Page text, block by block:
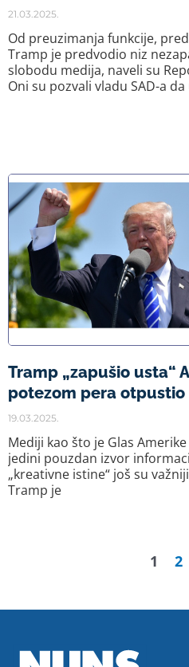
21.03.2025.
Od preuzimanja funkcije,
Tramp je predvodio niz
slobodu medija, naveli su
Oni su pozvali vladu SAD-a
Tramp „zapušio usta“
potezom pera
19.03.2025.
Mediji kao što je Glas
jedini pouzdan izvor
„kreativne istine“ još su
Tramp je
1 2